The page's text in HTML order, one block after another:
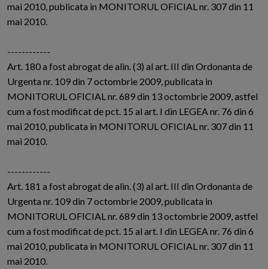
mai 2010, publicata in MONITORUL OFICIAL nr. 307 din 11
mai 2010.
------------
Art. 180 a fost abrogat de alin. (3) al art. III din Ordonanta de
Urgenta nr. 109 din 7 octombrie 2009, publicata in
MONITORUL OFICIAL nr. 689 din 13 octombrie 2009, astfel
cum a fost modificat de pct. 15 al art. I din LEGEA nr. 76 din 6
mai 2010, publicata in MONITORUL OFICIAL nr. 307 din 11
mai 2010.
------------
Art. 181 a fost abrogat de alin. (3) al art. III din Ordonanta de
Urgenta nr. 109 din 7 octombrie 2009, publicata in
MONITORUL OFICIAL nr. 689 din 13 octombrie 2009, astfel
cum a fost modificat de pct. 15 al art. I din LEGEA nr. 76 din 6
mai 2010, publicata in MONITORUL OFICIAL nr. 307 din 11
mai 2010.